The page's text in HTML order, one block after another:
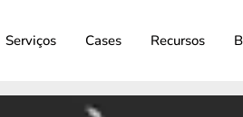
Serviços Cases Recursos